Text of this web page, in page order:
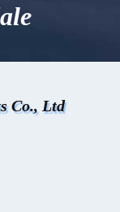
Co., Ltd